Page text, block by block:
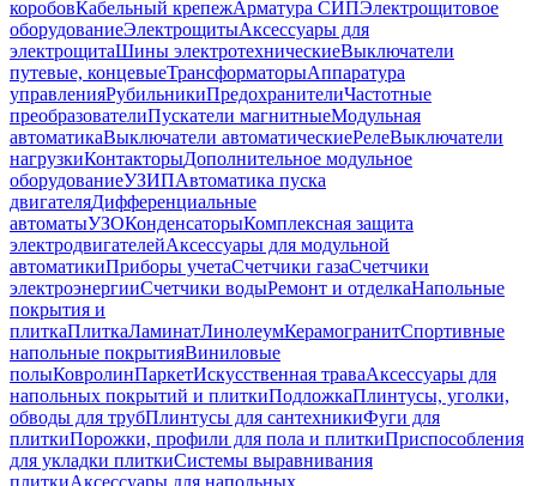
коробовКабельный крепежАрматура СИПЭлектрощитовое
оборудованиеЭлектрощитыАксессуары для
электрощитаШины электротехническиеВыключатели
путевые, концевыеТрансформаторыАппаратура
управленияРубильникиПредохранителиЧастотные
преобразователиПускатели магнитныеМодульная
автоматикаВыключатели автоматическиеРелеВыключатели
нагрузкиКонтакторыДополнительное модульное
оборудованиеУЗИПАвтоматика пуска
двигателяДифференциальные
автоматыУЗОКонденсаторыКомплексная защита
электродвигателейАксессуары для модульной
автоматикиПриборы учетаСчетчики газаСчетчики
электроэнергииСчетчики водыРемонт и отделкаНапольные
покрытия и
плиткаПлиткаЛаминатЛинолеумКерамогранитСпортивные
напольные покрытияВиниловые
полыКовролинПаркетИскусственная траваАксессуары для
напольных покрытий и плиткиПодложкаПлинтусы, уголки,
обводы для трубПлинтусы для сантехникиФуги для
плиткиПорожки, профили для пола и плиткиПриспособления
для укладки плиткиСистемы выравнивания
плиткиАксессуары для напольных